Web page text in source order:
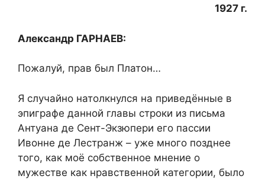
1927 г.
Александр ГАРНАЕВ:
Пожалуй, прав был Платон…
Я случайно натолкнулся на приведённые в
эпиграфе данной главы строки из письма
Антуана де Сент-Экзюпери его пассии
Ивонне де Лестранж – уже много позднее
того, как моё собственное мнение о
мужестве как нравственной категории, было